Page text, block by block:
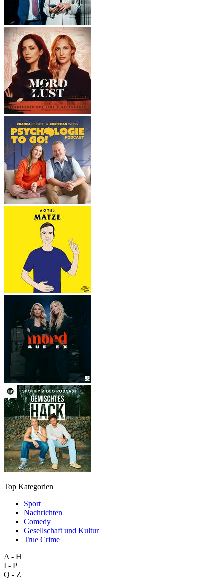
Top Kategorien
Sport
Nachrichten
Comedy
Gesellschaft und Kultur
True Crime
A - H
I - P
Q - Z